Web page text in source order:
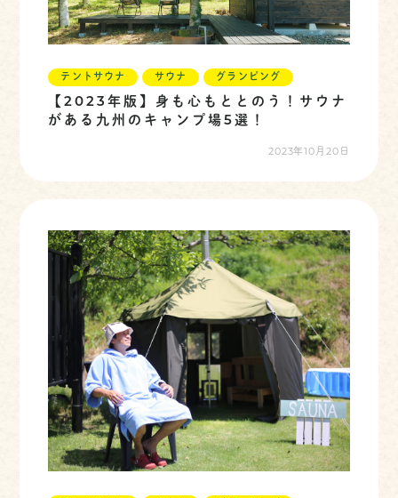
テントサウナ サウナ グランピング
【2023年版】身も心もととのう！サウナ
がある九州のキャンプ場5選！
2023年10月20日